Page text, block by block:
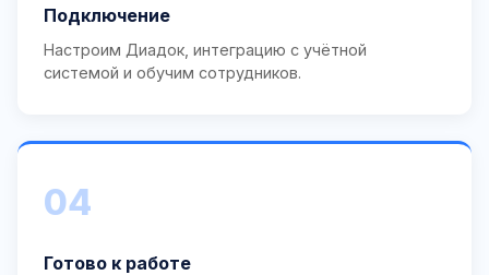
Подключение
Настроим Диадок, интеграцию с учётной
системой и обучим сотрудников.
04
Готово к работе